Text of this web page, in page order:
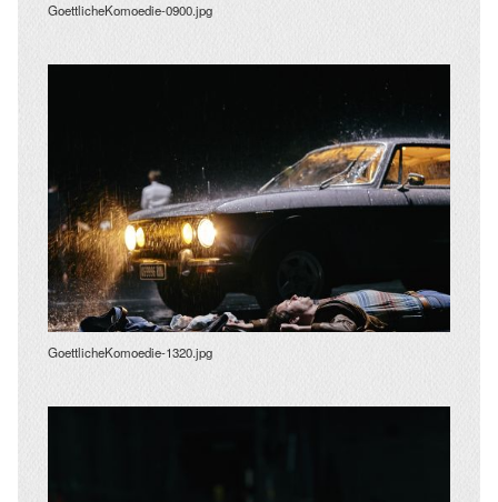
GoettlicheKomoedie-0900.jpg
GoettlicheKomoedie-1320.jpg